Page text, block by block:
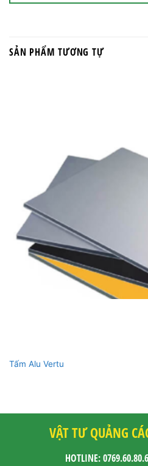
SẢN PHẨM TƯƠNG TỰ
Tấm Alu Vertu
VẬT TƯ QUẢNG
HOTLINE: